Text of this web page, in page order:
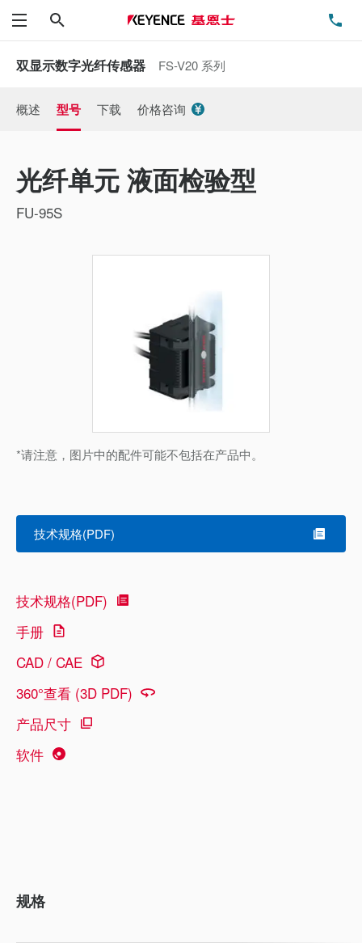
菜单
双显示数字光纤传感器 FS-V20 系列
概述 型号 下载 价格咨询
光纤单元 液面检验型
FU-95S
*请注意，图片中的配件可能不包括在产品中。
技术规格(PDF)
技术规格(PDF)
手册
CAD / CAE
360°查看 (3D PDF)
产品尺寸
软件
规格